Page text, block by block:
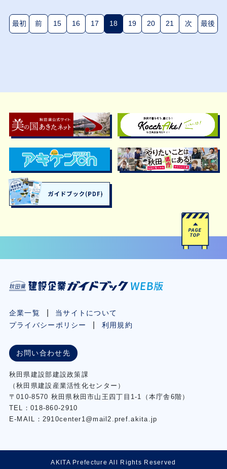
最初 前 15 16 17 18(現在のページ)
19 20 21 次 最後
企業一覧
当サイトについて
プライバシーポリシー
利用規約
お問い合わせ先
秋⽥県建設部建設政策課
（秋⽥県建設産業活性化センター）
〒010-8570 秋田県秋田市⼭王四丁⽬1-1（本庁舎6階）
TEL：018-860-2910
E-MAIL：2910center1@mail2.pref.akita.jp
AKITA Prefecture All Rights Reserved